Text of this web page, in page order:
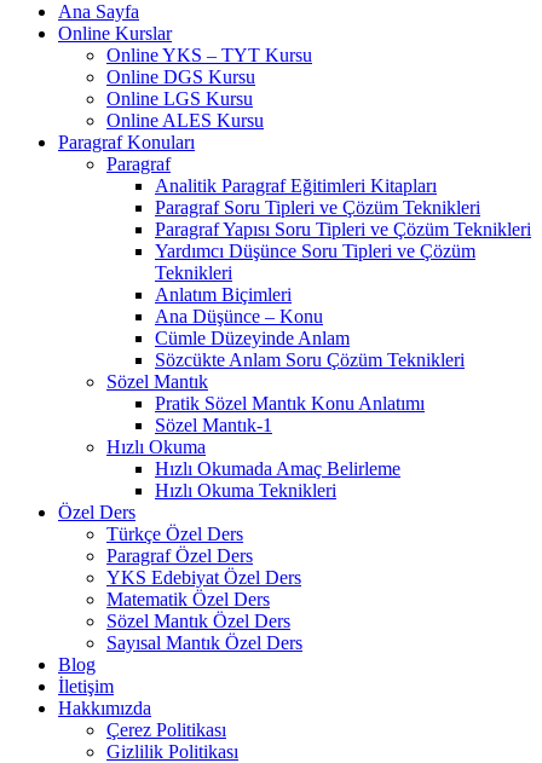
Ana Sayfa
Online Kurslar
Online YKS – TYT Kursu
Online DGS Kursu
Online LGS Kursu
Online ALES Kursu
Paragraf Konuları
Paragraf
Analitik Paragraf Eğitimleri Kitapları
Paragraf Soru Tipleri ve Çözüm Teknikleri
Paragraf Yapısı Soru Tipleri ve Çözüm Teknikleri
Yardımcı Düşünce Soru Tipleri ve Çözüm
Teknikleri
Anlatım Biçimleri
Ana Düşünce – Konu
Cümle Düzeyinde Anlam
Sözcükte Anlam Soru Çözüm Teknikleri
Sözel Mantık
Pratik Sözel Mantık Konu Anlatımı
Sözel Mantık-1
Hızlı Okuma
Hızlı Okumada Amaç Belirleme
Hızlı Okuma Teknikleri
Özel Ders
Türkçe Özel Ders
Paragraf Özel Ders
YKS Edebiyat Özel Ders
Matematik Özel Ders
Sözel Mantık Özel Ders
Sayısal Mantık Özel Ders
Blog
İletişim
Hakkımızda
Çerez Politikası
Gizlilik Politikası